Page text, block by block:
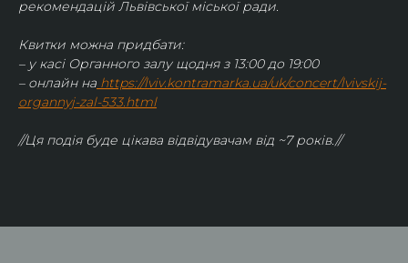
рекомендацій Львівської міської ради.
Квитки можна придбати:
– у касі Органного залу щодня з 13:00 до 19:00
– онлайн на https://lviv.kontramarka.ua/uk/concert/lvivskij-
organnyj-zal-533.html
//Ця подія буде цікава відвідувачам від ~7 років.//